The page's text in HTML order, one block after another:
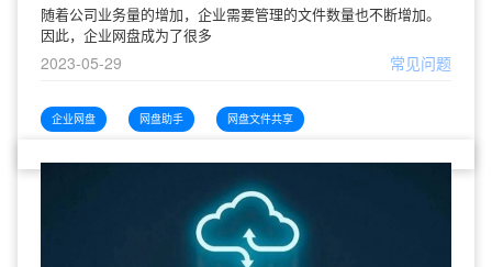
随着公司业务量的增加，企业需要管理的文件数量也不断增加。
因此，企业网盘成为了很多
2023-05-29 常见问题
企业网盘 网盘助手 网盘文件共享